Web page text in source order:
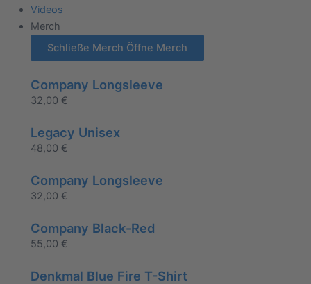
Videos
Merch
Schließe Merch Öffne Merch
Company Longsleeve
32,00 €
Legacy Unisex
48,00 €
Company Longsleeve
32,00 €
Company Black-Red
55,00 €
Denkmal Blue Fire T-Shirt